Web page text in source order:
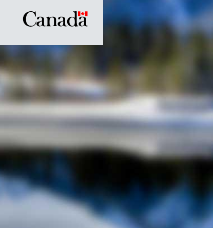
/
gouvernement
du
Canada